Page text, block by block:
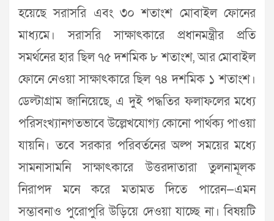
হয়েছে সরাসরি এবং ৩০ শতাংশ মোবাইল ফোনের
মাধ্যমে। সরাসরি সাক্ষাৎকারে প্রধানমন্ত্রীর প্রতি
সমর্থনের হার ছিল ৭৫ দশমিক ৮ শতাংশ, আর মোবাইল
ফোনে নেওয়া সাক্ষাৎকারে ছিল ৭৪ দশমিক ১ শতাংশ।
ডেল্টাগ্রাম জানিয়েছে, এ দুই পদ্ধতির ফলাফলের মধ্যে
পরিসংখ্যানগতভাবে উল্লেখযোগ্য কোনো পার্থক্য পাওয়া
যায়নি। তবে সরকার পরিবর্তনের অল্প সময়ের মধ্যে
সামনাসামনি সাক্ষাৎকারে উত্তরদাতারা তুলনামূলক
নিরাপদ মনে করে মতামত দিতে পারেন—এমন
সম্ভাবনাও পুরোপুরি উড়িয়ে দেওয়া যাচ্ছে না। বিষয়টি